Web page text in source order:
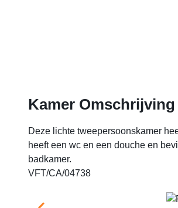
Kamer Omschrijving
Deze lichte tweepersoonskamer
heeft een wc en een douche en
badkamer.
VFT/CA/04738